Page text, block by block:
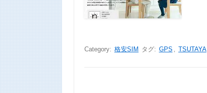
Category: 格安SIM タグ: GPS , TSUTAYA